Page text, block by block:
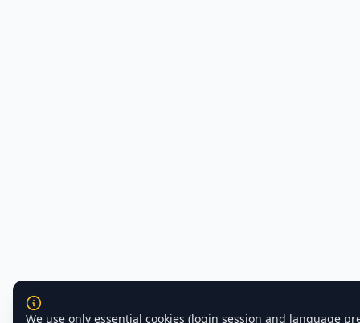
We use only essential cookies (login session and language